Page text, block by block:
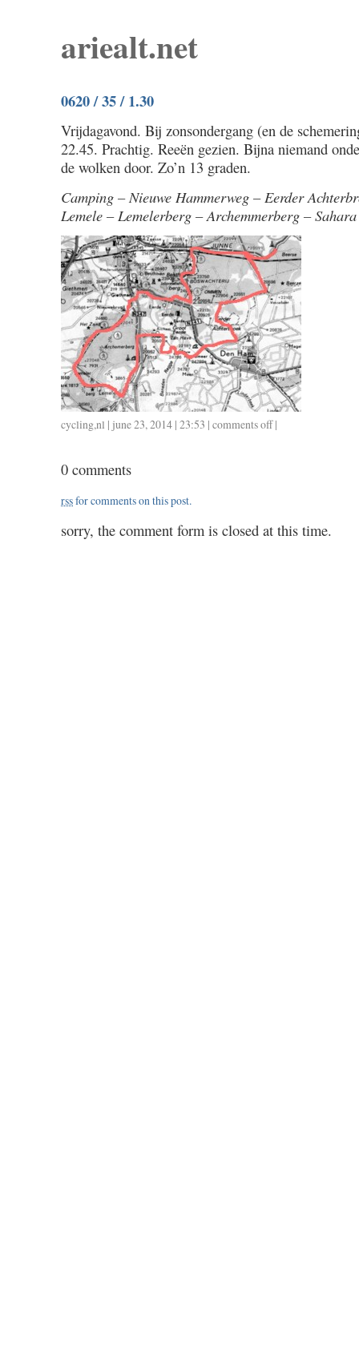
ariealt.net
0620 / 35 / 1.30
Vrijdagavond. Bij zonsondergang (en de
22.45. Prachtig. Reeën gezien. Bijna niemand
de wolken door. Zo’n 13 graden.
Camping – Nieuwe Hammerweg – Eerder
Lemele – Lemelerberg – Archemmerberg –
cycling,nl | june 23, 2014 | 23:53 | comments offon
|
0 comments
rssfor comments on this post.
sorry, the comment form is closed at this time.